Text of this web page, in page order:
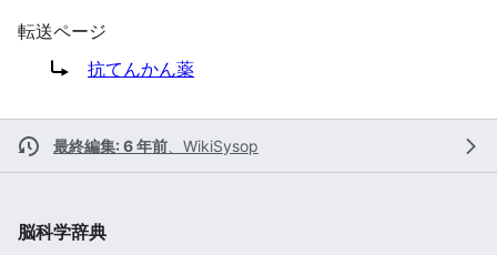
転送ページ
転送先:
抗てんかん薬
最終編集: 6 年前 WikiSysop
脳科学辞典